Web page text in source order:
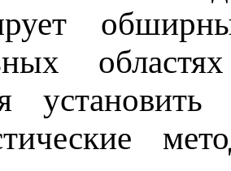
установить